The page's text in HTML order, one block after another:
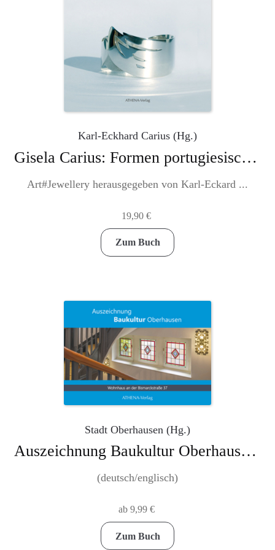
werden
Karl-Eckhard Carius (Hg.)
Gisela Carius: Formen portugiesischer Tage
Art#Jewellery herausgegeben von Karl-Eckard ...
19,90€
Zum Buch
Stadt Oberhausen (Hg.)
Auszeichnung Baukultur Oberhausen: Bismarckstraße 37 – ein Beispiel für die Reformarchitektur des 20. Jahrhunderts
(deutsch/englisch)
ab 9,99 €
Zum Buch
Dieses
Produkt